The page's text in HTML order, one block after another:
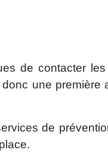
de contacter
une première
de